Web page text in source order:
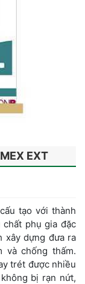
EXT
tạo với thành
phụ gia đặc
xây dựng đưa ra
và chống thấm.
trét được nhiều
bị rạn nứt,